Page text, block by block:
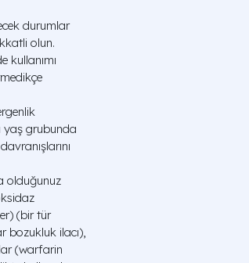
durumlar
olun.
kullanımı
yaş grubunda
olduğunuz
(bir tür
bozukluk ilacı),
(warfarin